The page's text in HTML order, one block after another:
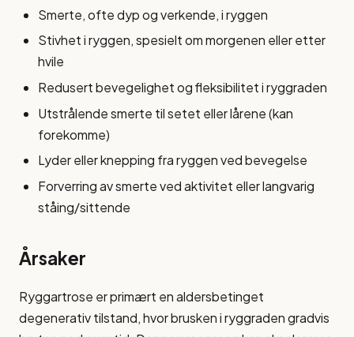
Smerte, ofte dyp og verkende, i ryggen
Stivhet i ryggen, spesielt om morgenen eller etter
hvile
Redusert bevegelighet og fleksibilitet i ryggraden
Utstrålende smerte til setet eller lårene (kan
forekomme)
Lyder eller knepping fra ryggen ved bevegelse
Forverring av smerte ved aktivitet eller langvarig
ståing/sittende
Årsaker
Ryggartrose er primært en aldersbetinget
degenerativ tilstand, hvor brusken i ryggraden gradvis